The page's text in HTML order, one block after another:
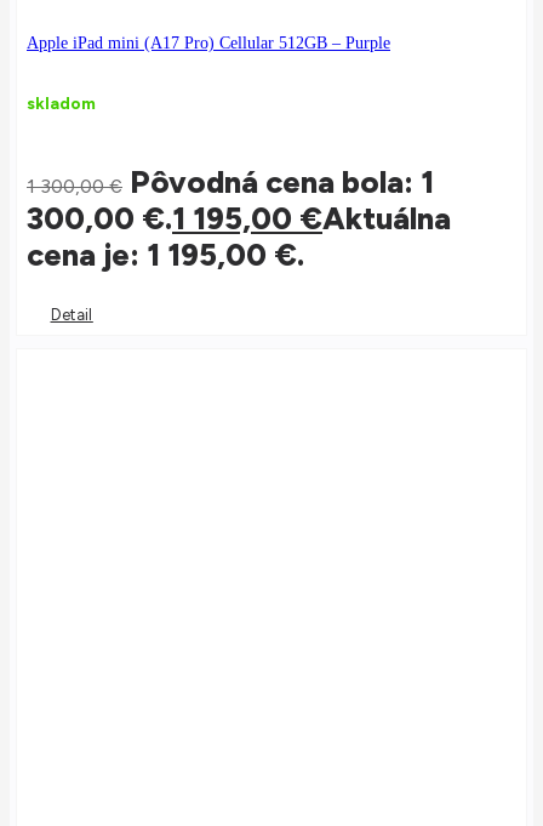
Apple iPad mini (A17 Pro) Cellular 512GB – Purple
skladom
1 300,00€ Pôvodná cena bola: 1
300,00 €.1 195,00 €Aktuálna
cena je: 1 195,00 €.
Detail